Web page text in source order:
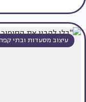
עיצוב מסעדות ובתי